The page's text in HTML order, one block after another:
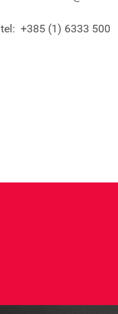
tel: +385 (1) 6333 500